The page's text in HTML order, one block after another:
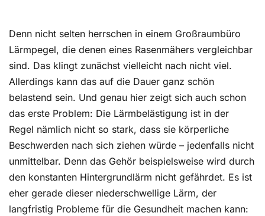
Denn nicht selten herrschen in einem Großraumbüro
Lärmpegel, die denen eines Rasenmähers vergleichbar
sind. Das klingt zunächst vielleicht nach nicht viel.
Allerdings kann das auf die Dauer ganz schön
belastend sein. Und genau hier zeigt sich auch schon
das erste Problem: Die Lärmbelästigung ist in der
Regel nämlich nicht so stark, dass sie körperliche
Beschwerden nach sich ziehen würde – jedenfalls nicht
unmittelbar. Denn das Gehör beispielsweise wird durch
den konstanten Hintergrundlärm nicht gefährdet. Es ist
eher gerade dieser niederschwellige Lärm, der
langfristig Probleme für die Gesundheit machen kann: